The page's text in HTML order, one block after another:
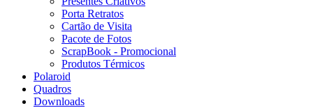
Porta Retratos
Cartão de Visita
Pacote de Fotos
ScrapBook - Promocional
Produtos Térmicos
Polaroid
Quadros
Downloads